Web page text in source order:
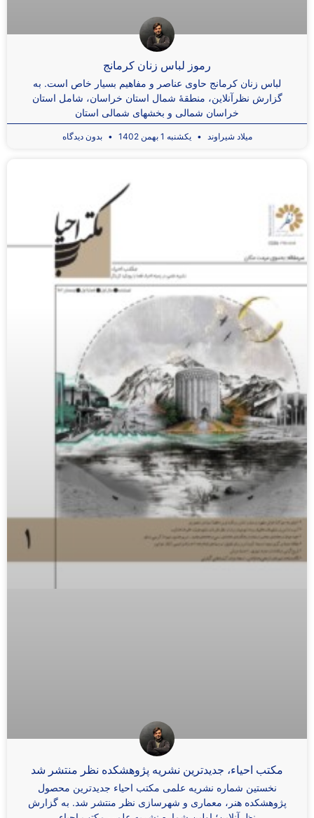
رموز لباس زنان کرمانج
لباس زنان کرمانج حاوی عناصر و مفاهیم بسیار خاص است. به
گزارش نظرآنلاین، منطقۀ شمال استان خراسان، شامل استان
خراسان­ شمالی و بخش­های شمالی استان
میلاد شیراوند یکشنبه 1 بهمن 1402 بدون دیدگاه
مکتب احیاء، جدیدترین نشریه پژوهشکده نظر منتشر شد
نخستین شماره نشریه علمی مکتب احیاء جدیدترین محصول
پژوهشکده هنر، معماری و شهرسازی نظر منتشر شد. به گزارش